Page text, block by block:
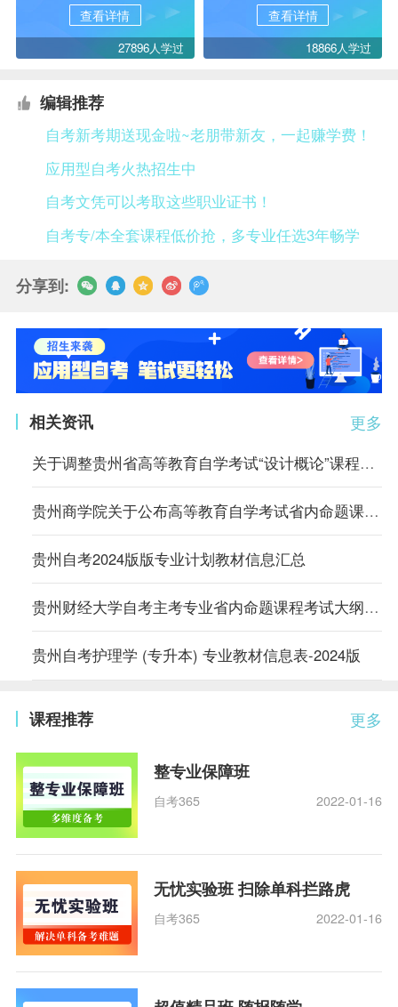
查看详情
27896人学过
查看详情
18866人学过
编辑推荐
自考新考期送现金啦~老朋带新友，一起赚学费！
应用型自考火热招生中
自考文凭可以考取这些职业证书！
自考专/本全套课程低价抢，多专业任选3年畅学
分享到:
更多
相关资讯
关于调整贵州省高等教育自学考试“设计概论”课程推荐教材的通告
贵州商学院关于公布高等教育自学考试省内命题课程考试大纲的通知
贵州自考2024版版专业计划教材信息汇总
贵州财经大学自考主考专业省内命题课程考试大纲公布
贵州自考护理学 (专升本) 专业教材信息表-2024版
更多
课程推荐
整专业保障班
自考365 2022-01-16
无忧实验班 扫除单科拦路虎
自考365 2022-01-16